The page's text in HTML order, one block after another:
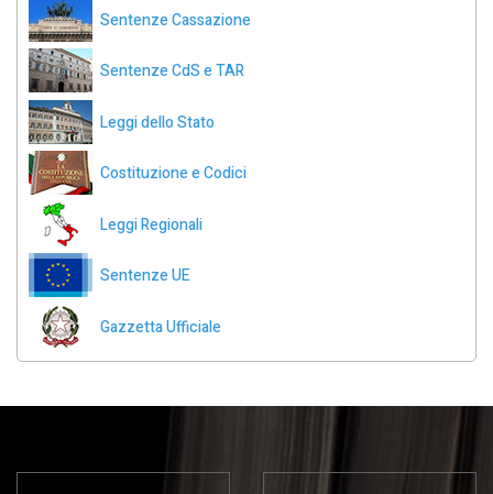
Sentenze Cassazione
Sentenze CdS e TAR
Leggi dello Stato
Costituzione e Codici
Leggi Regionali
Sentenze UE
Gazzetta Ufficiale